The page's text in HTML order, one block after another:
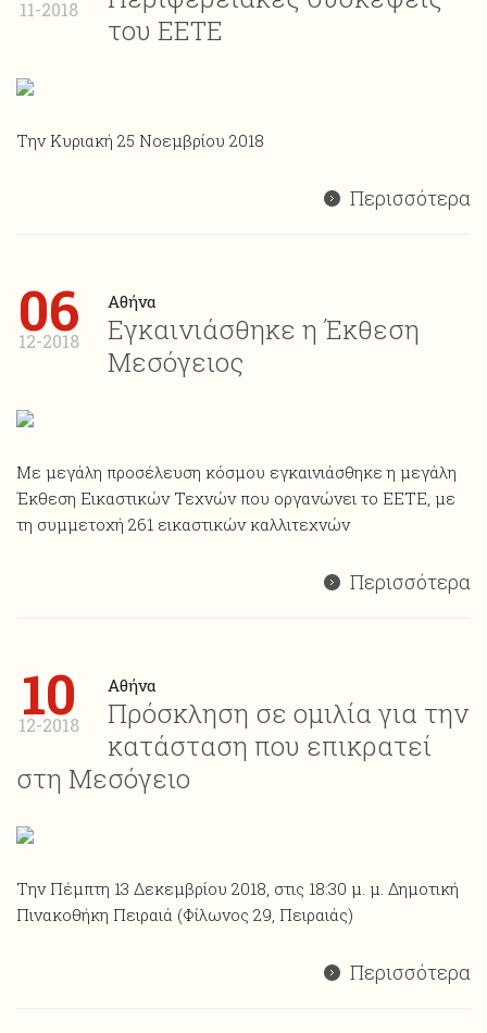
11-2018
του ΕΕΤΕ
Την Κυριακή 25 Νοεμβρίου 2018
Περισσότερα
06
12-2018
Αθήνα
Εγκαινιάσθηκε η Έκθεση
Μεσόγειος
Με μεγάλη προσέλευση κόσμου εγκαινιάσθηκε η μεγάλη
Έκθεση Εικαστικών Τεχνών που οργανώνει το ΕΕΤΕ, με
τη συμμετοχή 261 εικαστικών καλλιτεχνών
Περισσότερα
10
12-2018
Αθήνα
Πρόσκληση σε ομιλία για την
κατάσταση που επικρατεί
στη Μεσόγειο
Την Πέμπτη 13 Δεκεμβρίου 2018, στις 18:30 μ. μ. Δημοτική
Πινακοθήκη Πειραιά (Φίλωνος 29, Πειραιάς)
Περισσότερα